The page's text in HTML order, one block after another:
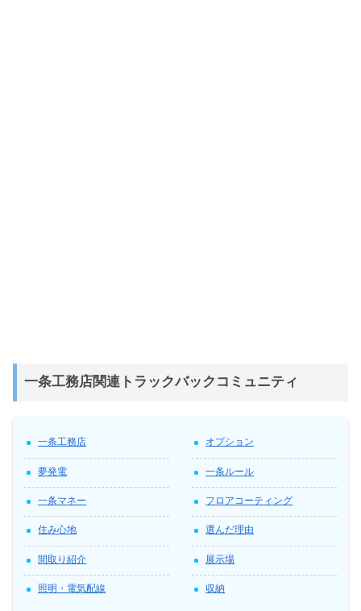
一条工務店関連トラックバックコミュニティ
一条工務店
夢発電
一条マネー
住み心地
間取り紹介
照明・電気配線
オプション
一条ルール
フロアコーティング
選んだ理由
展示場
収納